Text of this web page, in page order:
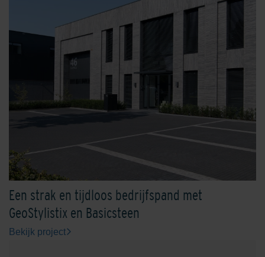
Een strak en tijdloos bedrijfspand met
GeoStylistix en Basicsteen
Bekijk project